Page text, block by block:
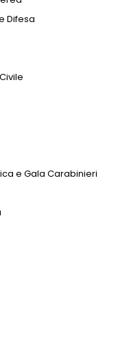
Difesa
e Gala Carabinieri